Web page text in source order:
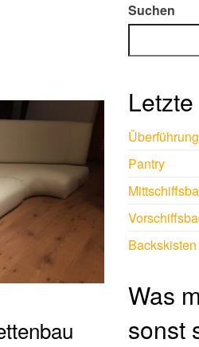
Suchen
Pantry
Backskisten
Was
sonst